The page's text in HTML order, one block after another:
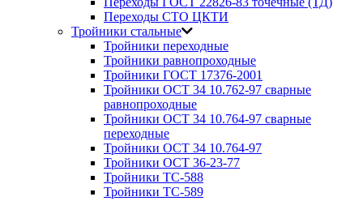
Переходы СТО ЦКТИ
Тройники стальные
Тройники переходные
Тройники равнопроходные
Тройники ГОСТ 17376-2001
Тройники ОСТ 34 10.762-97 сварные
равнопроходные
Тройники ОСТ 34 10.764-97 сварные
переходные
Тройники ОСТ 34 10.764-97
Тройники ОСТ 36-23-77
Тройники ТС-588
Тройники ТС-589